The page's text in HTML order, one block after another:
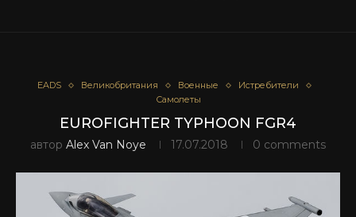
EADS Великобритания Военные
Истребители
Самолеты
EUROFIGHTER TYPHOON FGR4
автор Alex Van Noye 17.07.2018 0 comments